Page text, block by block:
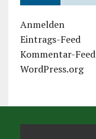
Anmelden
Eintrags-Feed
Kommentar-Feed
WordPress.org